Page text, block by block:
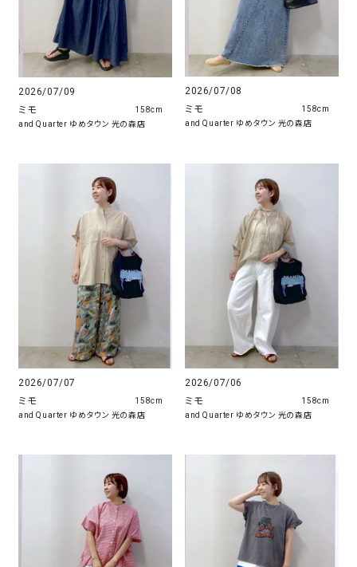
2026/07/09
ミモ
and Quarter ゆめタウン 光の森店
158cm
2026/07/08
ミモ
and Quarter ゆめタウン 光の森店
158cm
2026/07/07
ミモ
and Quarter ゆめタウン 光の森店
158cm
2026/07/06
ミモ
and Quarter ゆめタウン 光の森店
158cm